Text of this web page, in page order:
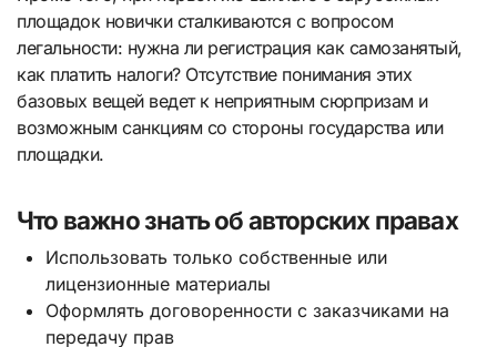
площадок новички сталкиваются с вопросом
легальности: нужна ли регистрация как самозанятый,
как платить налоги? Отсутствие понимания этих
базовых вещей ведет к неприятным сюрпризам и
возможным санкциям со стороны государства или
площадки.
Что важно знать об авторских правах
Использовать только собственные или
лицензионные материалы
Оформлять договоренности с заказчиками на
передачу прав